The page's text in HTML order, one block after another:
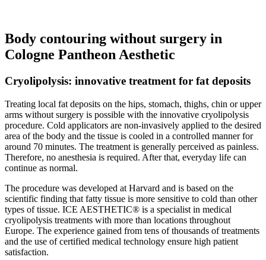
Body contouring without surgery in
Cologne Pantheon Aesthetic
Cryolipolysis: innovative treatment for fat deposits
Treating local fat deposits on the hips, stomach, thighs, chin or upper
arms without surgery is possible with the innovative cryolipolysis
procedure. Cold applicators are non-invasively applied to the desired
area of ​​the body and the tissue is cooled in a controlled manner for
around 70 minutes. The treatment is generally perceived as painless.
Therefore, no anesthesia is required. After that, everyday life can
continue as normal.
The procedure was developed at Harvard and is based on the
scientific finding that fatty tissue is more sensitive to cold than other
types of tissue. ICE AESTHETIC® is a specialist in medical
cryolipolysis treatments with more than locations throughout
Europe. The experience gained from tens of thousands of treatments
and the use of certified medical technology ensure high patient
satisfaction.